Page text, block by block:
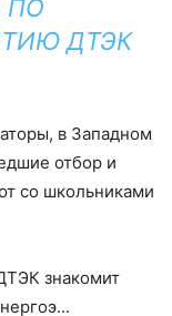
ПО
ДТЭК
в Западном
отбор и
со школьниками